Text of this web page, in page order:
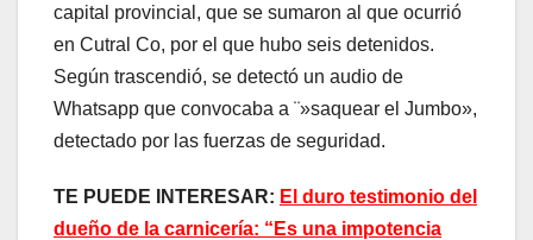
capital provincial, que se sumaron al que ocurrió
en Cutral Co, por el que hubo seis detenidos.
Según trascendió, se detectó un audio de
Whatsapp que convocaba a ¨»saquear el Jumbo»,
detectado por las fuerzas de seguridad.
TE PUEDE INTERESAR: El duro testimonio del
dueño de la carnicería: “Es una impotencia